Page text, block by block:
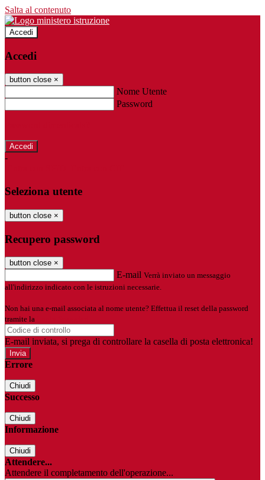
Salta al contenuto
Accedi
Accedi
button close ×
Nome Utente
Password
-
Seleziona utente
button close ×
Recupero password
button close ×
E-mail Verrà inviato un messaggio
all'indirizzo indicato con le istruzioni necessarie.
Non hai una e-mail associata al nome utente? Effettua il reset della password
tramite la
E-mail inviata, si prega di controllare la casella di posta elettronica!
Errore
Chiudi
Successo
Chiudi
Informazione
Chiudi
Attendere...
Attendere il completamento dell'operazione...